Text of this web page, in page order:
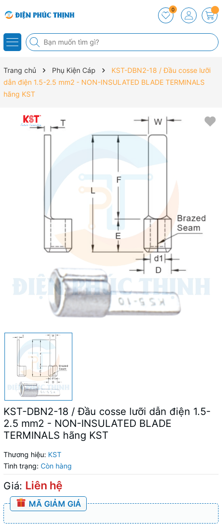
0
Trang chủ Phụ Kiện Cáp
KST-DBN2-18 / Đầu cosse lưỡi
dẫn điện 1.5-2.5 mm2 - NON-INSULATED BLADE TERMINALS
hãng KST
KST-DBN2-18 / Đầu cosse lưỡi dẫn điện 1.5-
2.5 mm2 - NON-INSULATED BLADE
TERMINALS hãng KST
Thương hiệu: KST
Tình trạng: Còn hàng
Giá: Liên hệ
MÃ GIẢM GIÁ